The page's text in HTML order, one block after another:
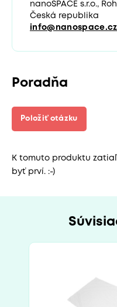
nanoSPACE s.r.o.,
Česká republika
info@nanospace.cz
Poradňa
Položiť otázku
K tomuto produktu
byť prví. :-)